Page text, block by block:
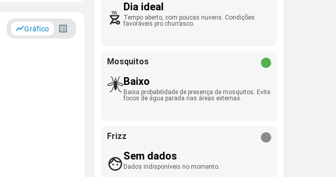
Gráfico
Dia ideal
Tempo aberto, com poucas nuvens. Condições
favoráveis pro churrasco.
Mosquitos
Baixo
Baixa probabilidade de presença de mosquitos. Evite
focos de água parada nas áreas externas.
Frizz
Sem dados
Dados indisponíveis no momento.